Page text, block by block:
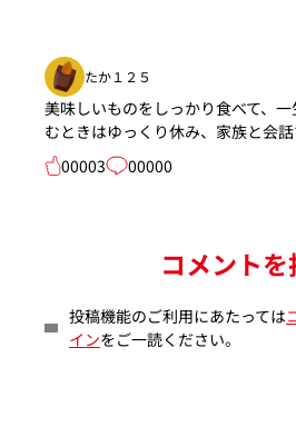
たか１２５
美味しいものをしっかり食べて、
むときはゆっくり休み、家族と会話
00003
00000
コメント
投稿機能のご利用にあたっては
インをご一読ください。